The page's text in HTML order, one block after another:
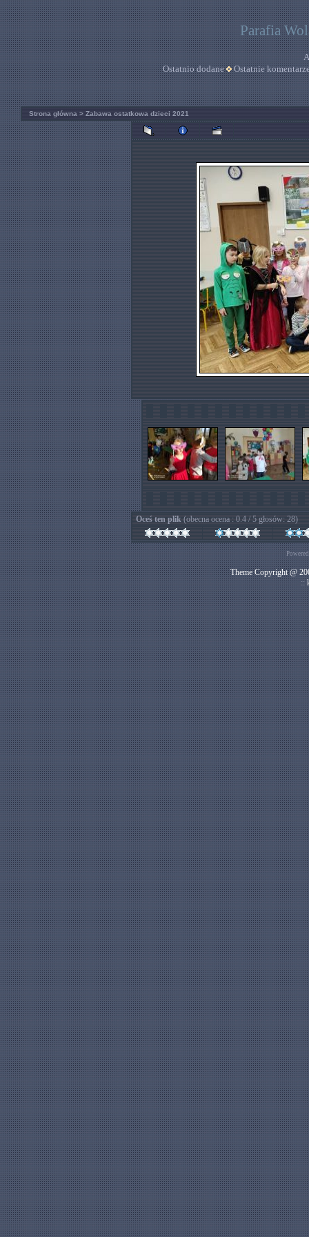
Parafia
Ostatnio dodane
Ostatnie
Strona główna > Zabawa ostatkowa dzieci 2021
Oceś ten plik (obecna ocena : 0.4 / 5 głosów: 28)
Theme Copyright @
::